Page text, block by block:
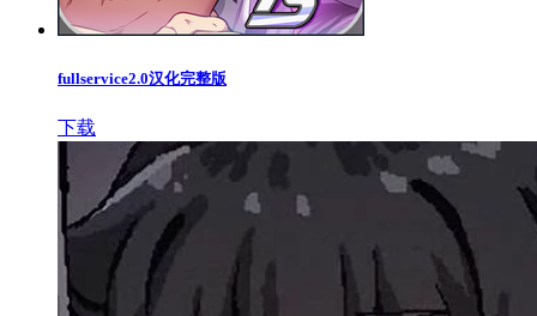
fullservice2.0汉化完整版
下载